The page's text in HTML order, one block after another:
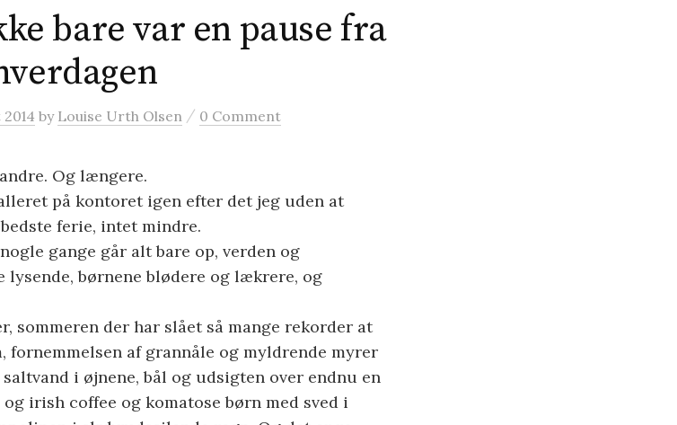
bare var en pause fra
by Louise Urth Olsen / 0 Comment
Og længere.
på kontoret igen efter det jeg uden at
ferie, intet mindre.
gange går alt bare op, verden og
lysende, børnene blødere og lækrere, og
sommeren der har slået så mange rekorder at
fornemmelsen af grannåle og myldrende myrer
i øjnene, bål og udsigten over endnu en
irish coffee og komatose børn med sved i